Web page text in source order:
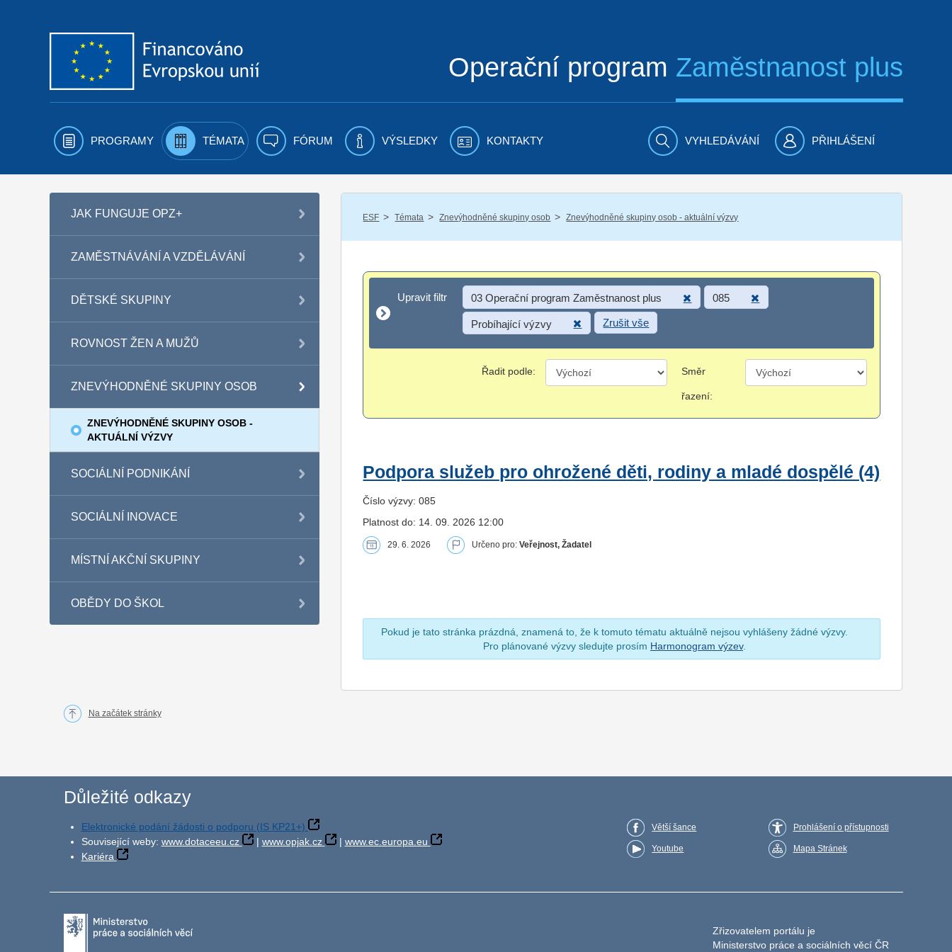
Operační program Zaměstnanost plus
PROGRAMY TÉMATA FÓRUM VÝSLEDKY KONTAKTY VYHLEDÁVÁNÍ PŘIHLÁŠENÍ
JAK FUNGUJE OPZ+
ZAMĚSTNÁVÁNÍ A VZDĚLÁVÁNÍ
DĚTSKÉ SKUPINY
ROVNOST ŽEN A MUŽŮ
ZNEVÝHODNĚNÉ SKUPINY OSOB
ZNEVÝHODNĚNÉ SKUPINY OSOB -
AKTUÁLNÍ VÝZVY
SOCIÁLNÍ PODNIKÁNÍ
SOCIÁLNÍ INOVACE
MÍSTNÍ AKČNÍ SKUPINY
OBĚDY DO ŠKOL
ESF / Témata / Znevýhodněné skupiny osob / Znevýhodněné skupiny osob - aktuální výzvy
Upravit filtr
Upravit filtr 03 Operační program Zaměstnanost plus 085
Probíhající výzvy Zrušit vše
Řadit podle: Směr
řazení:
Podpora služeb pro ohrožené děti, rodiny a mladé dospělé (4)
Číslo výzvy: 085
Platnost do: 14. 09. 2026 12:00
29. 6. 2026 Určeno pro:Veřejnost, Žadatel
Pokud je tato stránka prázdná, znamená to, že k tomuto tématu aktuálně nejsou vyhlášeny žádné výzvy.
Pro plánované výzvy sledujte prosím Harmonogram výzev.
Na začátek stránky
Důležité odkazy
Elektronické podání žádosti o podporu (IS KP21+)
Související weby: www.dotaceeu.cz | www.opjak.cz | www.ec.europa.eu
Kariéra
Větší šance
Youtube
Prohlášení o přístupnosti
Mapa Stránek
Zřizovatelem portálu je
Ministerstvo práce a sociálních věcí ČR